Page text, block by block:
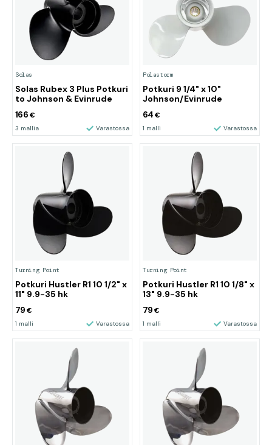
Solas
Solas Rubex 3 Plus Potkuri
to Johnson & Evinrude
166 €
3 mallia Varastossa
Polastorm
Potkuri 9 1/4" x 10"
Johnson/Evinrude
64€
1 malli Varastossa
Turning Point
Potkuri Hustler R1 10 1/2" x
11" 9.9-35 hk
79€
1 malli Varastossa
Turning Point
Potkuri Hustler R1 10 1/8" x
13" 9.9-35 hk
79€
1 malli Varastossa